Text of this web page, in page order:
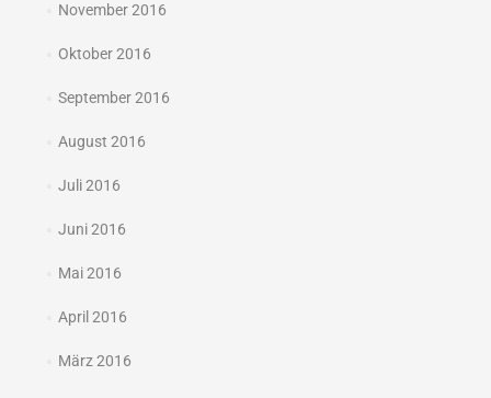
November 2016
Oktober 2016
September 2016
August 2016
Juli 2016
Juni 2016
Mai 2016
April 2016
März 2016